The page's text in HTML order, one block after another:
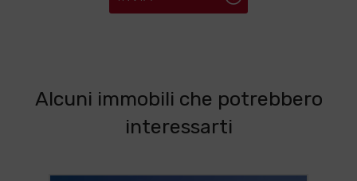
Alcuni immobili che potrebbero
interessarti